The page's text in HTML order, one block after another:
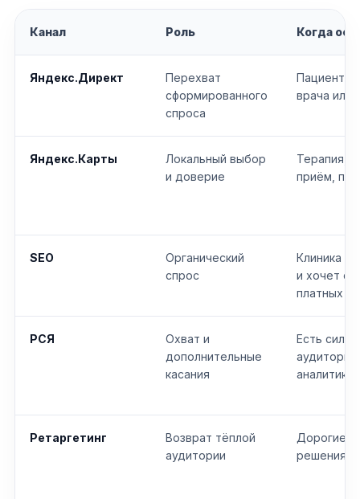
Канал Роль Когда
Яндекс.Директ
Перехват
сформированного
спроса
Пациент
врача или
Яндекс.Карты
Локальный выбор
и доверие
Терапия,
приём,
SEO
Органический
спрос
Клиника
и хочет
платных
РСЯ
Охват и
дополнительные
касания
Есть
аналитика
Ретаргетинг
Возврат тёплой
аудитории
Дорогие
решения